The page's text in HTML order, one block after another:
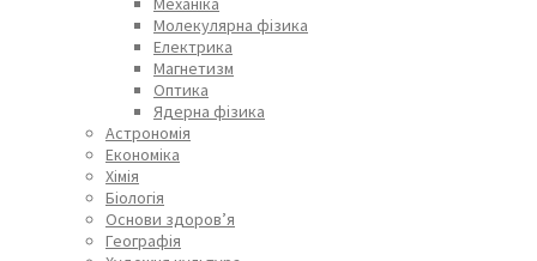
Молекулярна фізика
Електрика
Магнетизм
Оптика
Ядерна фізика
Астрономія
Економіка
Хімія
Біологія
Основи здоров’я
Географія